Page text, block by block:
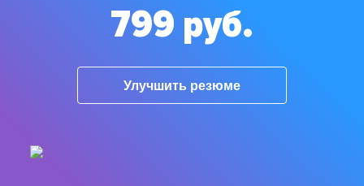
799 руб.
Улучшить резюме